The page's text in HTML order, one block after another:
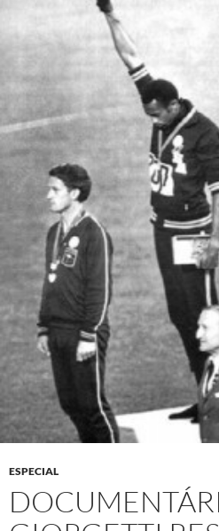
ESPECIAL